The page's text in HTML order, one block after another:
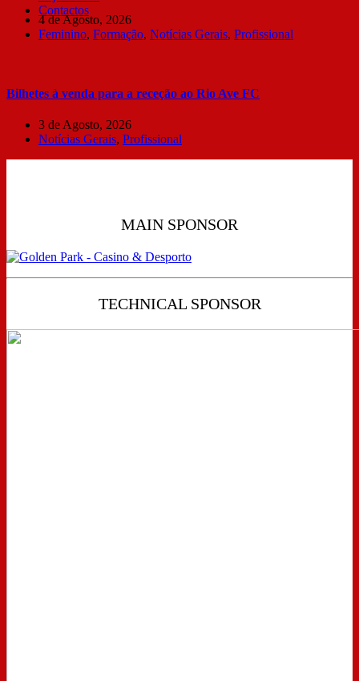
Contactos
4 de Agosto, 2026
Feminino, Formação, Notícias Gerais, Profissional
Bilhetes à venda para a receção ao Rio Ave FC
3 de Agosto, 2026
Notícias Gerais, Profissional
MAIN SPONSOR
TECHNICAL SPONSOR